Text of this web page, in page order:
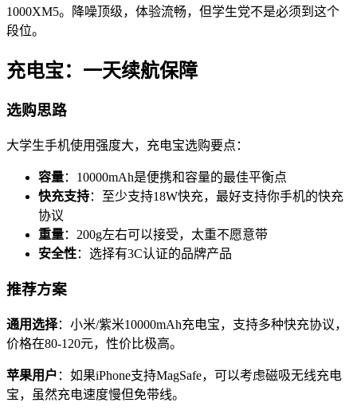
1000XM5。降噪顶级，体验流畅，但学生党不是必须到这个
段位。
充电宝：一天续航保障
选购思路
大学生手机使用强度大，充电宝选购要点：
容量：10000mAh是便携和容量的最佳平衡点
快充支持：至少支持18W快充，最好支持你手机的快充
协议
重量：200g左右可以接受，太重不愿意带
安全性：选择有3C认证的品牌产品
推荐方案
通用选择：小米/紫米10000mAh充电宝，支持多种快充协议，
价格在80-120元，性价比极高。
苹果用户 ：如果iPhone支持MagSafe，可以考虑磁吸无线充电
宝，虽然充电速度慢但免带线。